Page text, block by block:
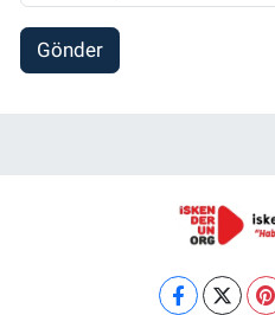
Gönder